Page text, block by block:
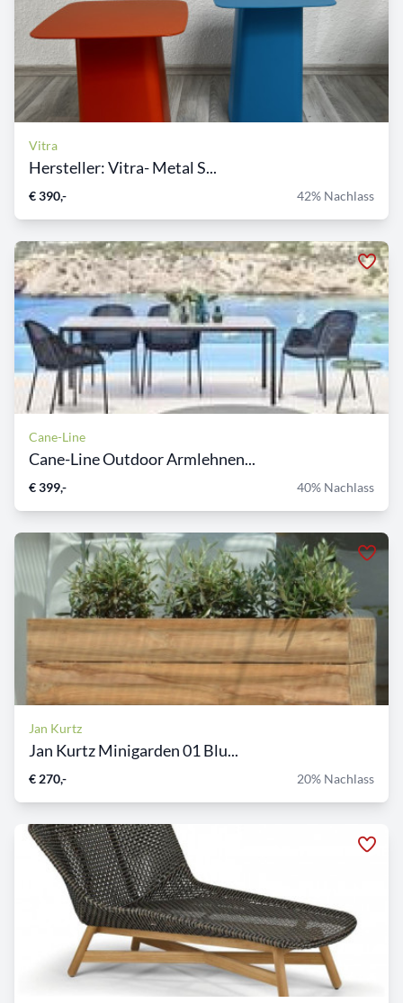
Vitra
Hersteller: Vitra- Metal S...
€ 390,- 42% Nachlass
Cane-Line
Cane-Line Outdoor Armlehnen...
€ 399,- 40% Nachlass
Jan Kurtz
Jan Kurtz Minigarden 01 Blu...
€ 270,- 20% Nachlass